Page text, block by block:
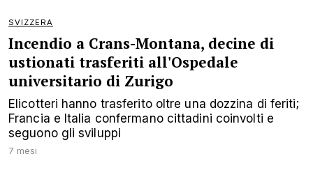
SVIZZERA
Incendio a Crans-Montana, decine di
ustionati trasferiti all'Ospedale
universitario di Zurigo
Elicotteri hanno trasferito oltre una dozzina di feriti;
Francia e Italia confermano cittadini coinvolti e
seguono gli sviluppi
7 mesi